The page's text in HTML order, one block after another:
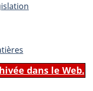
dans le Web.